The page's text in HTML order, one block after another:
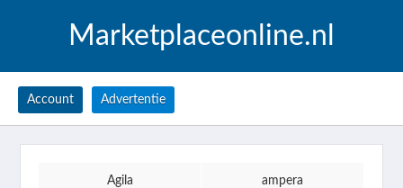
Marketplaceonline.nl
Account Advertentie
Agila ampera